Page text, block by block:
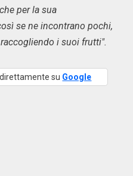
per la sua
se ne incontrano pochi,
i suoi frutti".
direttamente su Google